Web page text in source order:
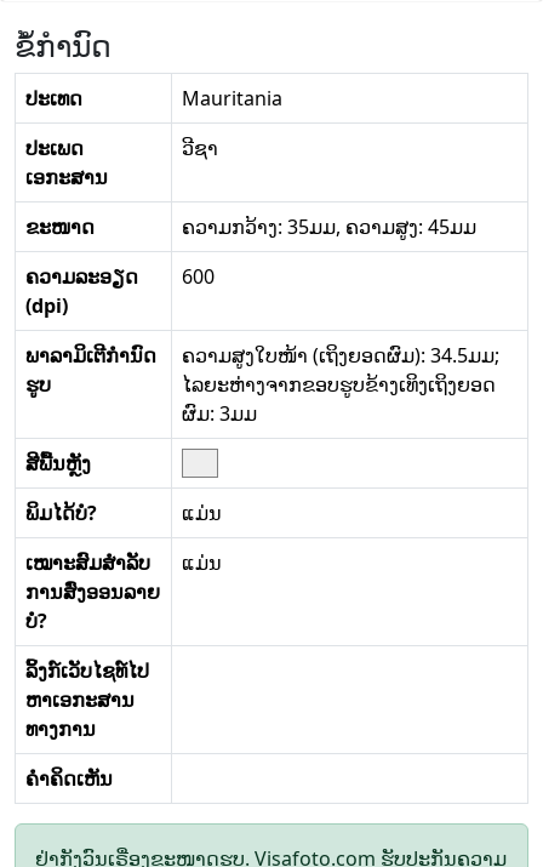
ຂໍ້ກໍານົດ
ປະເທດ
Mauritania
ປະເພດ
ເອກະສານ
ວີຊາ
ຂະໜາດ
ຄວາມກວ້າງ: 35ມມ, ຄວາມສູງ: 45ມມ
ຄວາມລະອຽດ
(dpi)
600
ພາລາມິເຕີກໍານົດ
ຮູບ
ຄວາມສູງໃບໜ້າ (ເຖິງຍອດຜົມ): 34.5ມມ;
ໄລຍະຫ່າງຈາກຂອບຮູບຂ້າງເທິງເຖິງຍອດ
ຜົມ: 3ມມ
ສີພື້ນຫຼັງ
ພິມໄດ້ບໍ?
ແມ່ນ
ເໝາະສົມສໍາລັບ
ການສົ່ງອອນລາຍ
ບໍ?
ແມ່ນ
ລິ້ງກ໌ເວັບໄຊທ໌ໄປ
ຫາເອກະສານ
ທາງການ
ຄໍາຄິດເຫັນ
ຢ່າກັງວົນເຣື່ອງຂະໜາດຮູບ. Visafoto.com ຮັບປະກັນຄວາມ